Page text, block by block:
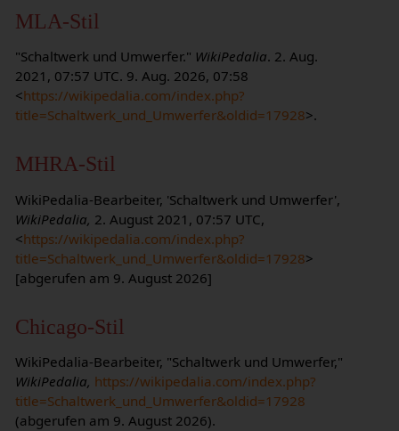
MLA-Stil
"Schaltwerk und Umwerfer." WikiPedalia. 2. Aug.
2021, 07:57 UTC. 9. Aug. 2026, 07:58
<https://wikipedalia.com/index.php?
title=Schaltwerk_und_Umwerfer&oldid=17928>.
MHRA-Stil
WikiPedalia-Bearbeiter, 'Schaltwerk und Umwerfer',
WikiPedalia, 2. August 2021, 07:57 UTC,
<https://wikipedalia.com/index.php?
title=Schaltwerk_und_Umwerfer&oldid=17928>
[abgerufen am 9. August 2026]
Chicago-Stil
WikiPedalia-Bearbeiter, "Schaltwerk und Umwerfer,"
WikiPedalia, https://wikipedalia.com/index.php?
title=Schaltwerk_und_Umwerfer&oldid=17928
(abgerufen am 9. August 2026).